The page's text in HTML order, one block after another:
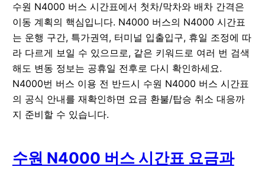
수원 N4000 버스 시간표에서 첫차/막차와 배차 간격은
이동 계획의 핵심입니다. N4000 버스의 N4000 시간표
는 운행 구간, 특가권역, 터미널 입출입구, 휴일 조정에 따
라 다르게 보일 수 있으므로, 같은 키워드로 여러 번 검색
해도 변동 정보는 공휴일 전후로 다시 확인하세요.
N4000번 버스 이용 전 반드시 수원 N4000 버스 시간표
의 공식 안내를 재확인하면 요금 환불/탑승 취소 대응까
지 준비할 수 있습니다.
수원 N4000 버스 시간표 요금과